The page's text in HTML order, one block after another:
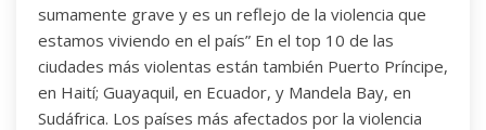
sumamente grave y es un reflejo de la violencia que
estamos viviendo en el país” En el top 10 de las
ciudades más violentas están también Puerto Príncipe,
en Haití; Guayaquil, en Ecuador, y Mandela Bay, en
Sudáfrica. Los países más afectados por la violencia